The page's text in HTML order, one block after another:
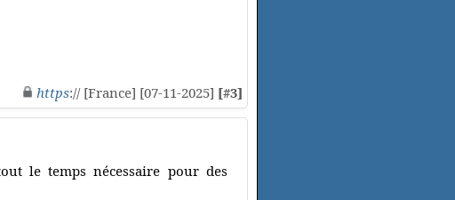
https:// [France] [07-11-2025] [#3]
le temps nécessaire pour des